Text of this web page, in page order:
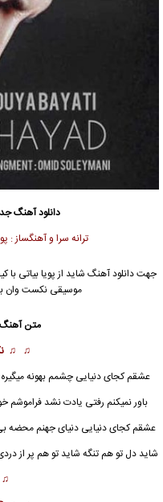
دانلود آهنگ
ترانه سرا و آهنگساز :
جهت دانلود آهنگ شاید از پویا بیاتی
موسیقی نکست وان
متن آهنگ
♫ ♫
عشقم کجای دنیایی چشمم بهونه
باور نمیکنم رفتی یادت نشد
عشقم کجای دنیایی دنیای جهنم محضه
شاید دل تو هم تنگه شاید تو هم پر از